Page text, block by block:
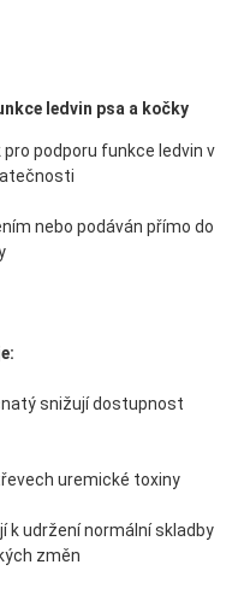
ledvin psa a kočky
podporu funkce ledvin v
nebo podáván přímo do
snižují dostupnost
uremické toxiny
k udržení normální skladby
změn